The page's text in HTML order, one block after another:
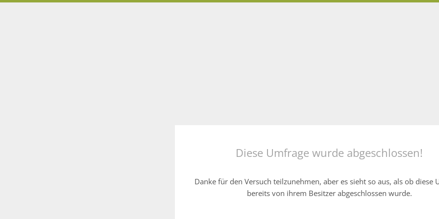
Diese Umfrage wurde abgeschlossen!
Danke für den Versuch teilzunehmen, aber es sieht so aus, als ob diese
bereits von ihrem Besitzer abgeschlossen wurde.